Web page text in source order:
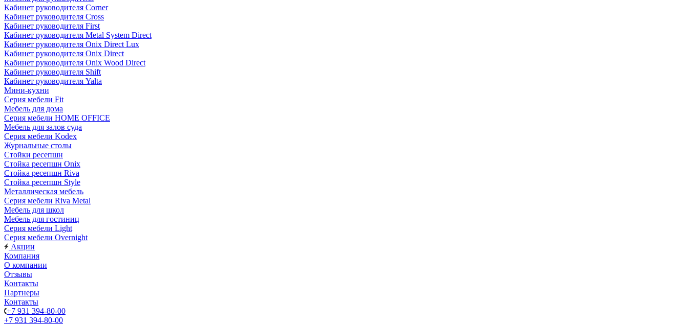
Кабинет руководителя Corner
Кабинет руководителя Cross
Кабинет руководителя First
Кабинет руководителя Metal System Direct
Кабинет руководителя Onix Direct Lux
Кабинет руководителя Onix Direct
Кабинет руководителя Onix Wood Direct
Кабинет руководителя Shift
Кабинет руководителя Yalta
Мини-кухни
Серия мебели Fit
Мебель для дома
Серия мебели HOME OFFICE
Мебель для залов суда
Серия мебели Kodex
Журнальные столы
Стойки ресепшн
Стойка ресепшн Onix
Стойка ресепшн Riva
Стойка ресепшн Style
Металлическая мебель
Серия мебели Riva Metal
Мебель для школ
Мебель для гостиниц
Серия мебели Light
Серия мебели Overnight
Акции
Компания
О компании
Отзывы
Контакты
Партнеры
Контакты
+7 931 394-80-00
+7 931 394-80-00